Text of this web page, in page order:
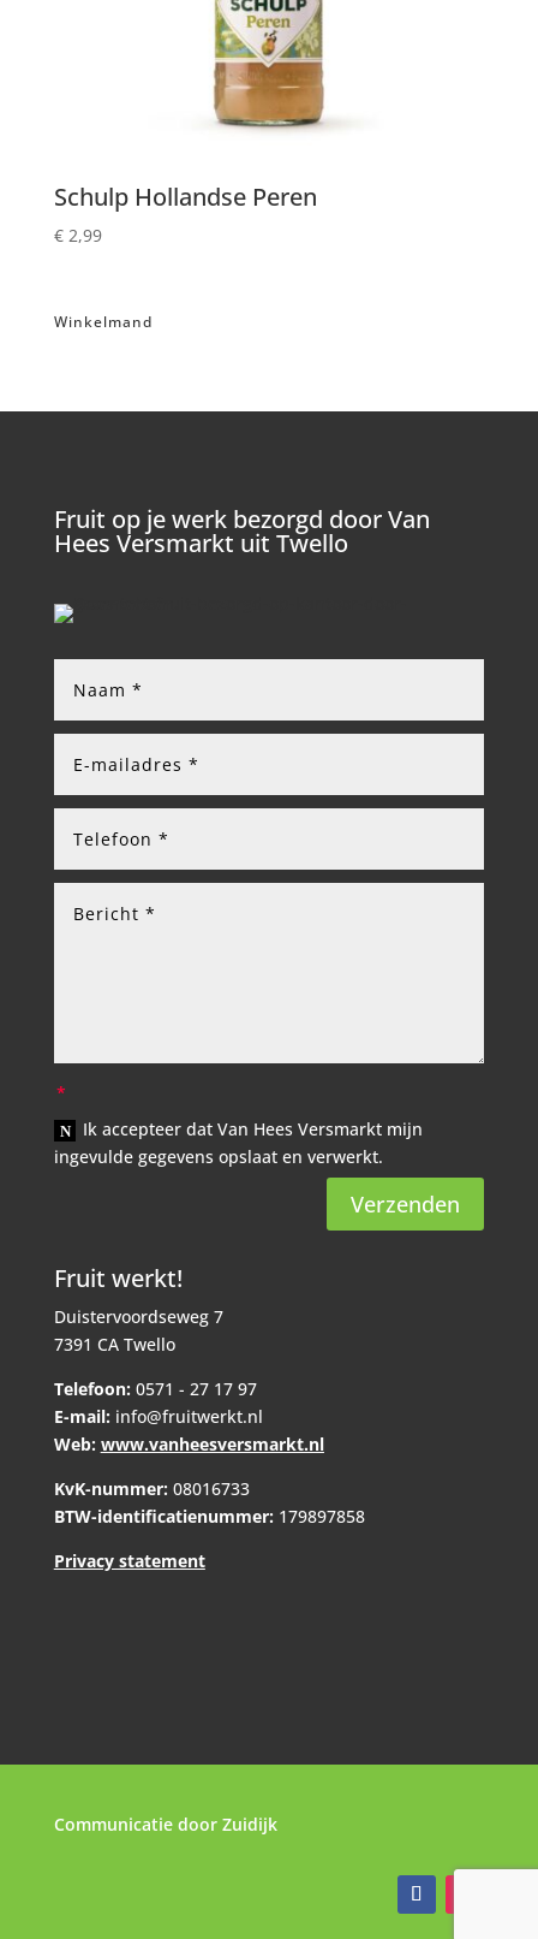
Schulp Hollandse Peren
€2,99
Winkelmand
Fruit op je werk bezorgd door Van
Hees Versmarkt uit Twello
Ik accepteer dat Van Hees Versmarkt mijn
ingevulde gegevens opslaat en verwerkt.
Verzenden
Fruit werkt!
Duistervoordseweg 7
7391 CA Twello
Telefoon: 0571 - 27 17 97
E-mail: info@fruitwerkt.nl
Web: www.vanheesversmarkt.nl
KvK-nummer: 08016733
BTW-identificatienummer: 179897858
Privacy statement
Communicatie door Zuidijk